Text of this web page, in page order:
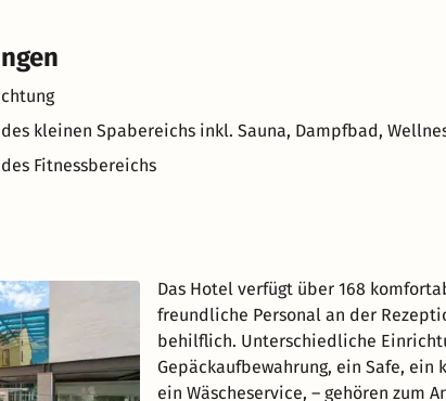
kleinen Spabereichs inkl. Sauna, Dampfbad,
Fitnessbereichs
Das Hotel verfügt über 168
freundliche Personal an der
behilflich. Unterschiedliche
Gepäckaufbewahrung, ein Safe,
ein Wäscheservice, – gehören zum